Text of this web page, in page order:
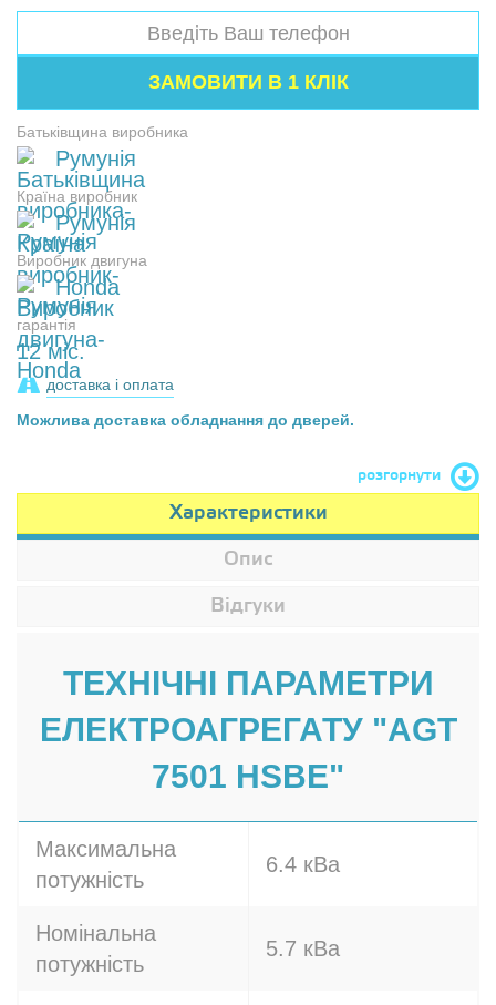
Батьківщина виробника
Румунія
Країна виробник
Румунія
Виробник двигуна
Honda
гарантія
12 міс.
доставка і оплата
Можлива доставка обладнання до дверей.
розгорнути
Характеристики
Опис
Відгуки
ТЕХНІЧНІ ПАРАМЕТРИ
ЕЛЕКТРОАГРЕГАТУ "AGT
7501 HSBE"
Максимальна
потужність
6.4 кВа
Номінальна
потужність
5.7 кВа